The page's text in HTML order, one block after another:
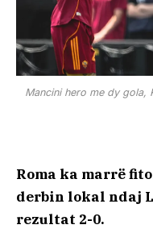
Mancini hero me dy gola,
Roma ka marrë
derbin lokal ndaj
rezultat 2-0.